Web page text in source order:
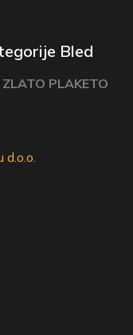
Bled
ZLATO PLAKETO